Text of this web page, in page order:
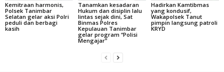
Kemitraan harmonis,
Polsek Tanimbar
Selatan gelar aksi Polri
peduli dan berbagi
kasih
Tanamkan kesadaran
Hukum dan disiplin lalu
lintas sejak dini, Sat
Binmas Polres
Kepulauan Tanimbar
gelar program “Polisi
Mengajar”
Hadirkan Kamtibmas
yang kondusif,
Wakapolsek Tanut
pimpin langsung patroli
KRYD